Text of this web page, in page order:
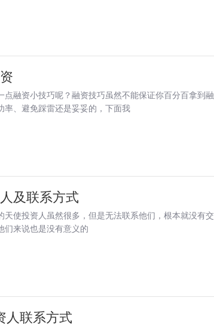
点融资小技巧呢？融资技巧虽然不能保证你百分百拿到融
率、避免踩雷还是妥妥的，下面我
及联系方式
天使投资人虽然很多，但是无法联系他们，根本就没有交
们来说也是没有意义的
人联系方式